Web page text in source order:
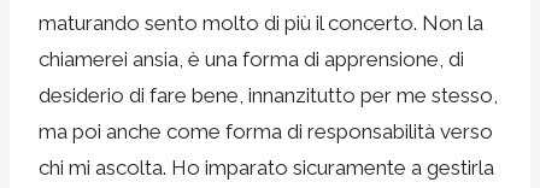
maturando sento molto di più il concerto. Non la
chiamerei ansia, è una forma di apprensione, di
desiderio di fare bene, innanzitutto per me stesso,
ma poi anche come forma di responsabilità verso
chi mi ascolta. Ho imparato sicuramente a gestirla